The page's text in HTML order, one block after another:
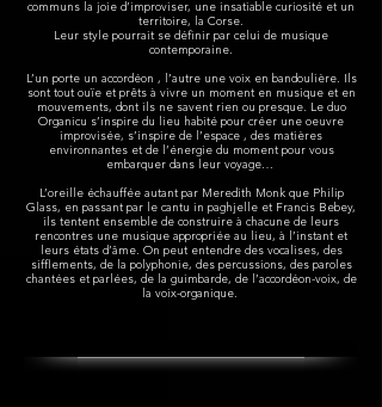
communs la joie d’improviser, une insatiable curiosité et un
territoire, la Corse.
Leur style pourrait se définir par celui de musique
contemporaine.
L’un porte un accordéon , l’autre une voix en bandoulière. Ils
sont tout ouïe et prêts à vivre un moment en musique et en
mouvements, dont ils ne savent rien ou presque. Le duo
Organicu s’inspire du lieu habité pour créer une oeuvre
improvisée, s’inspire de l’espace , des matières
environnantes et de l’énergie du moment pour vous
embarquer dans leur voyage…
L’oreille échauffée autant par Meredith Monk que Philip
Glass, en passant par le cantu in paghjelle et Francis Bebey,
ils tentent ensemble de construire à chacune de leurs
rencontres une musique appropriée au lieu, à l’instant et
leurs états d’âme. On peut entendre des vocalises, des
sifflements, de la polyphonie, des percussions, des paroles
chantées et parlées, de la guimbarde, de l’accordéon-voix, de
la voix-organique.